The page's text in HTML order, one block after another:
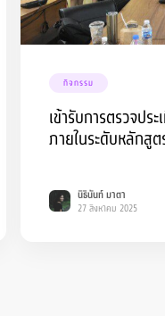
กิจกรรม
เข้ารับการตรวจป
ภายในระดับหลักสูต
นิธินันท์ มาตา
27 สิงหาคม 2025